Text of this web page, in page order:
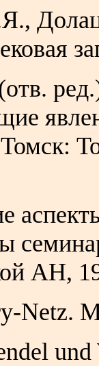
АН,
Netz.